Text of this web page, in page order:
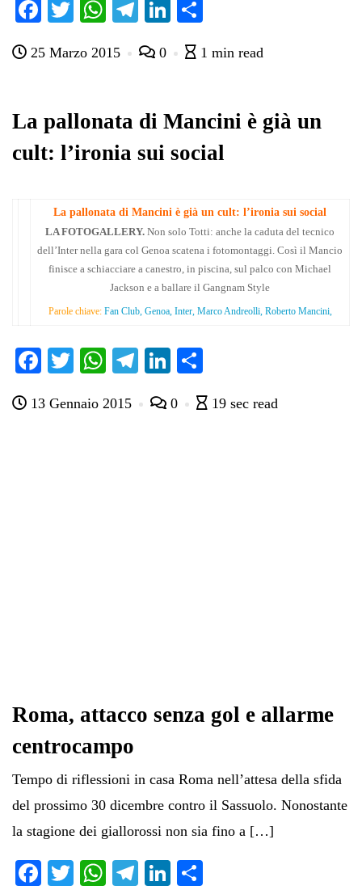
Fa
bo
T
tte
W
ts
pp
Te
gr
m
Li
ed di
di
25 Marzo 2015 0 1 min read
La pallonata di Mancini è già un
cult: l’ironia sui social
La pallonata di Mancini è già un cult: l’ironia sui social
LA FOTOGALLERY. Non solo Totti: anche la caduta del tecnico
dell’Inter nella gara col Genoa scatena i fotomontaggi. Così il Mancio
finisce a schiacciare a canestro, in piscina, sul palco con Michael
Jackson e a ballare il Gangnam Style
Parole chiave: Fan Club, Genoa, Inter, Marco Andreolli, Roberto Mancini,
Fa
bo
T
tte
W
ts
Te
gr
Li
ed di
13 Gennaio 2015 0 19 sec read
Roma, attacco senza gol e allarme
centrocampo
Tempo di riflessioni in casa Roma nell’attesa della sfida
del prossimo 30 dicembre contro il Sassuolo. Nonostante
la stagione dei giallorossi non sia fino a […]
Fa T
W
Te
Li